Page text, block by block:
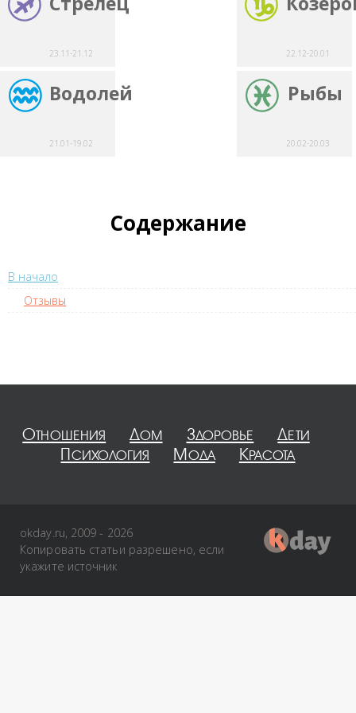
23.11-21.12 22.12-20.01
Водолей
21.01-19.02
Рыбы
20.02-20.03
Содержание
В начало
Отзывы
Отношения Дом Здоровье
Дети
Психология
Мода Красота
okday.ru, 2009 - 2026
Копировать статьи разрешено, если
укажите источник